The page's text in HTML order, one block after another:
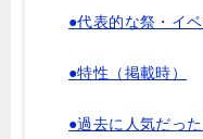
●代表的な祭・イ
●特性（掲載時）
●過去に人気だった